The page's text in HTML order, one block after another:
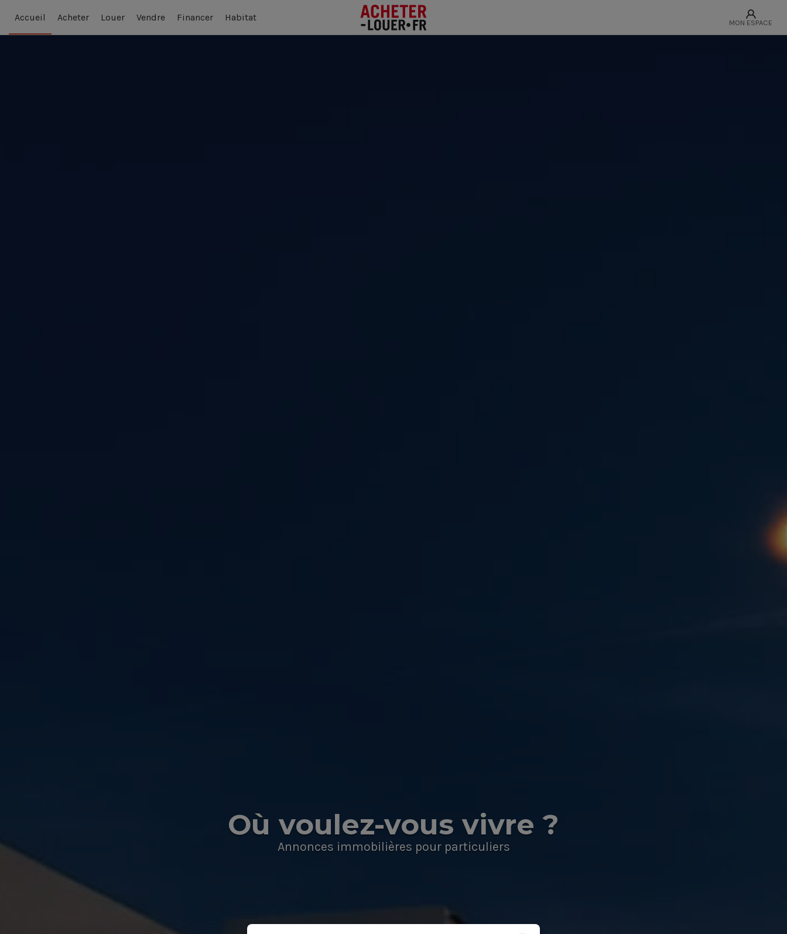
Accueil Acheter Louer Vendre Financer Habitat MON ESPACE
Où voulez-vous vivre ?
Annonces immobilières pour particuliers